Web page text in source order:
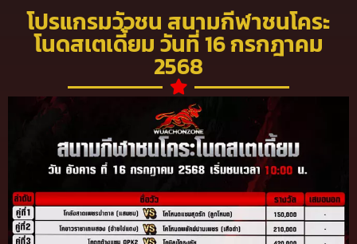
โปรแกรมวัวชน สนามกีฬาชนโคระ
โนดสเตเดี้ยม วันที่ 16 กรกฎาคม
2568